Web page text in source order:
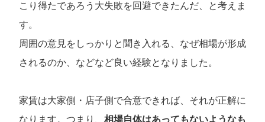
こり得たであろう大失敗を回避できたんだ、と考えま
す。
周囲の意見をしっかりと聞き入れる、なぜ相場が形成
されるのか、などなど良い経験となりました。
家賃は大家側・店子側で合意できれば、それが正解に
なります。つまり、 相場自体はあってもないようなも